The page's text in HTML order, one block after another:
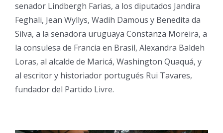
senador Lindbergh Farias, a los diputados Jandira
Feghali, Jean Wyllys, Wadih Damous y Benedita da
Silva, a la senadora uruguaya Constanza Moreira, a
la consulesa de Francia en Brasil, Alexandra Baldeh
Loras, al alcalde de Maricá, Washington Quaquá, y
al escritor y historiador portugués Rui Tavares,
fundador del Partido Livre.